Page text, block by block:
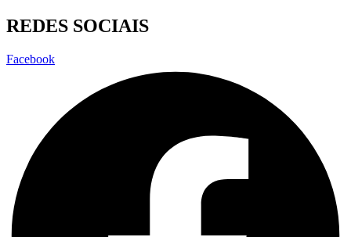
REDES SOCIAIS
Facebook